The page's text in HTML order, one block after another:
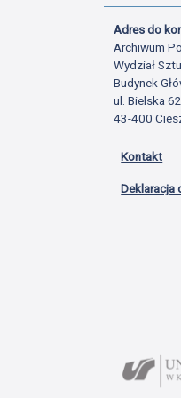
Adres do
Archiwum
Wydział
Budynek
ul. Bielska 62
43-400
Kontakt
Deklaracja